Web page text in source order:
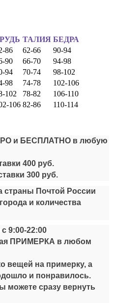
ТАЛИЯ БЕДРА
86 62-66
90-94
90 66-70
94-98
94 70-74
98-102
98 74-78
102-106
102 78-82
106-110
106 82-86 110-114
и БЕСПЛАТНО в любую
400 руб.
300 руб.
страны Почтой России
и количества
с 9:00-22:00
ПРИМЕРКА в любом
вещей на примерку, а
и понравилось.
можете сразу вернуть